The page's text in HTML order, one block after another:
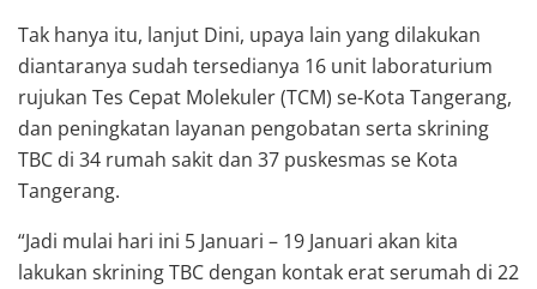
Tak hanya itu, lanjut Dini, upaya lain yang dilakukan
diantaranya sudah tersedianya 16 unit laboraturium
rujukan Tes Cepat Molekuler (TCM) se-Kota Tangerang,
dan peningkatan layanan pengobatan serta skrining
TBC di 34 rumah sakit dan 37 puskesmas se Kota
Tangerang.
“Jadi mulai hari ini 5 Januari – 19 Januari akan kita
lakukan skrining TBC dengan kontak erat serumah di 22